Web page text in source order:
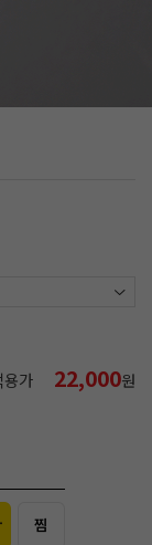
용가 22,000원